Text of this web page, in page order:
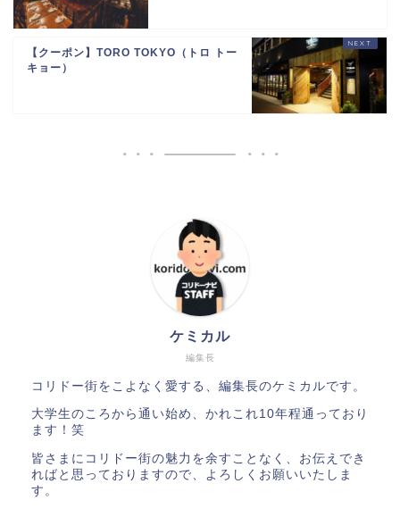
【クーポン】TORO TOKYO（トロ トー
キョー）
編集長
ケミカル
コリドー街をこよなく愛する、編集長のケミカルです。
大学生のころから通い始め、かれこれ10年程通っており
ます！笑
皆さまにコリドー街の魅力を余すことなく、お伝えでき
ればと思っておりますので、よろしくお願いいたしま
す。